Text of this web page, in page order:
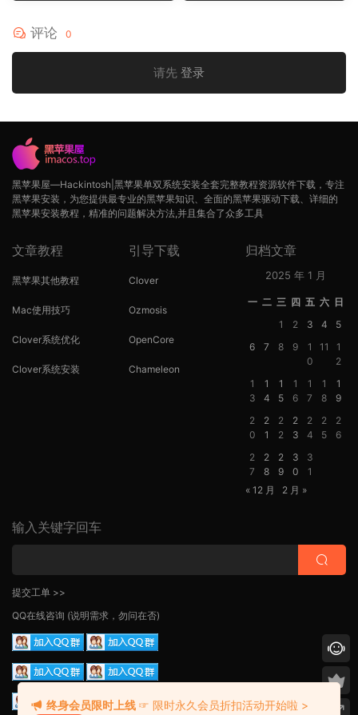
评论 0
请先 登录
黑苹果屋—Hackintosh|黑苹果单双系统安装全套完整教程资源软件下载，专注
黑苹果安装，为您提供最专业的黑苹果知识、全面的黑苹果驱动下载、详细的
黑苹果安装教程，精准的问题解决方法,并且集合了众多工具
文章教程
黑苹果其他教程
Mac使用技巧
Clover系统优化
Clover系统安装
引导下载
Clover
Ozmosis
OpenCore
Chameleon
归档文章
2025 年 1 月
一 二 三 四 五 六 日
1
2 3 4
5
6
7 8 9
1
0
11
1
2
1
3
1
4
1
5
1
6
1
7
1
8
1
9
2
0
2
1
2
2
2
3
2
4
2
5
2
6
2
7
2
8
2
9
3
0
3
1
« 12 月
2 月 »
输入关键字回车
提交工单 >>
QQ在线咨询 (说明需求，勿问在否)
终身会员限时上线 ☞ 限时永久会员折扣活动开始啦 >